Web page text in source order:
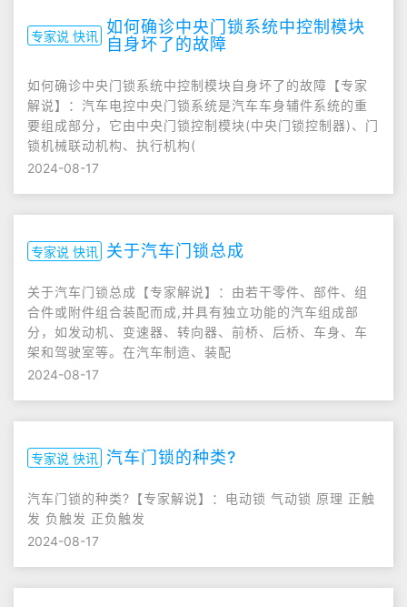
专家说 快讯 如何确诊中央门锁系统中控制模块
自身坏了的故障
如何确诊中央门锁系统中控制模块自身坏了的故障【专家
解说】：汽车电控中央门锁系统是汽车车身辅件系统的重
要组成部分，它由中央门锁控制模块(中央门锁控制器)、门
锁机械联动机构、执行机构(
2024-08-17
专家说 快讯 关于汽车门锁总成
关于汽车门锁总成【专家解说】：由若干零件、部件、组
合件或附件组合装配而成,并具有独立功能的汽车组成部
分，如发动机、变速器、转向器、前桥、后桥、车身、车
架和驾驶室等。在汽车制造、装配
2024-08-17
专家说 快讯 汽车门锁的种类?
汽车门锁的种类?【专家解说】：电动锁 气动锁 原理 正触
发 负触发 正负触发
2024-08-17